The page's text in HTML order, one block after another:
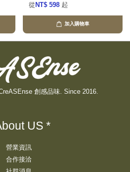
從 NT$ 598 起
加入購物車
創感品味. Since 2016.
US *
營業資訊
合作接洽